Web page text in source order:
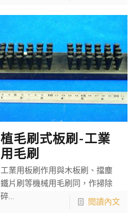
植毛刷式板刷-工業
用毛刷
工業用板刷作用與木板刷、擋塵
鐵片刷等機械用毛刷同，作掃除
碎…
閱讀內文